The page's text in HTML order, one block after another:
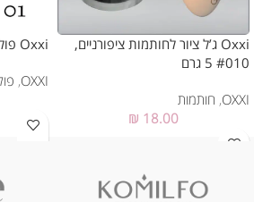
Oxxi ג’ל ציור לחותמות ציפורניים,
#010 5 גרם
OXXI
, חותמות
₪ 18.00
Oxxi פוליג’ל נוזלי, #001 15 מ”ל
OXXI
,